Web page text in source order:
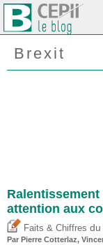
Brexit
attention aux
Faits & Chiffres du
Par Pierre Cotterlaz,